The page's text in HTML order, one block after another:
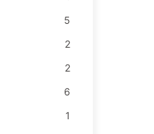
5
2
2
6
1